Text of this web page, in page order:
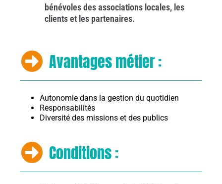
bénévoles des associations locales, les
clients et les partenaires.
Avantages métier :
Autonomie dans la gestion du quotidien
Responsabilités
Diversité des missions et des publics
Conditions :